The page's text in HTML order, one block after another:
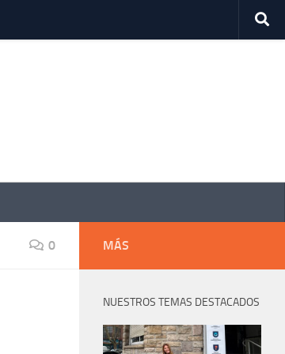
0 MÁS
NUESTROS TEMAS DESTACADOS